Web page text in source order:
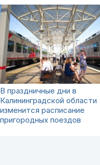
В праздничные дни в
Калининградской области
изменится расписание
пригородных поездов